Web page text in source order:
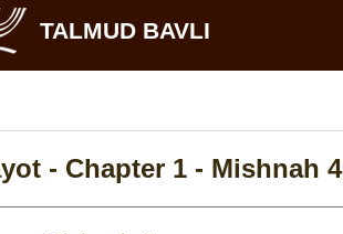
TALMUD BAVLI
- Chapter 1 - Mishnah 4